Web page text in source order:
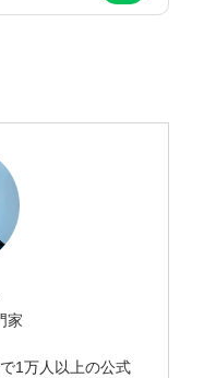
家
1万人以上の公式